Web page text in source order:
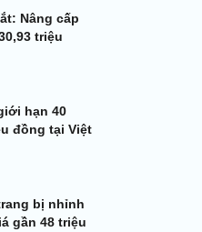
Nâng cấp
triệu
hạn 40
đồng tại Việt
bị nhỉnh
gần 48 triệu